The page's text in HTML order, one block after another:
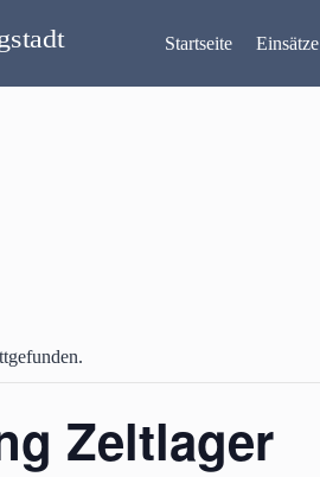
Startseite Einsätze
Zeltlager